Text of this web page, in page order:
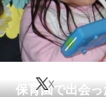
住まい
動物
会員記事
保育園で出会
X